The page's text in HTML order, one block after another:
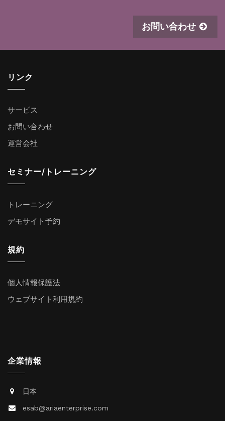
お問い合わせ
リンク
サービス
お問い合わせ
運営会社
セミナー/トレーニング
トレーニング
デモサイト予約
規約
個人情報保護法
ウェブサイト利用規約
企業情報
日本
esab@ariaenterprise.com